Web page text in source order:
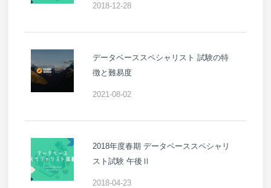
2018-12-28
データベーススペシャリスト 試験の特
徴と難易度
2021-08-02
2018年度春期 データベーススペシャリ
スト試験 午後Ⅱ
2018-04-23